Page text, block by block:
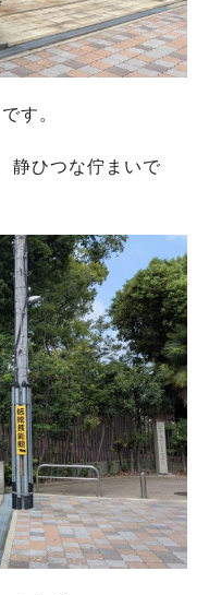
す。
静ひつな佇まいで